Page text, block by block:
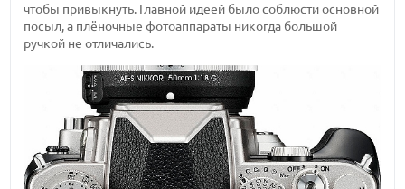
чтобы привыкнуть. Главной идеей было соблюсти основной
посыл, а плёночные фотоаппараты никогда большой
ручкой не отличались.